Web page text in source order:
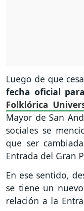
Luego de que
fecha oficial
Folklórica
Mayor de San
sociales se
que ser
Entrada del Gran
En ese sentido,
se tiene un
relación a la